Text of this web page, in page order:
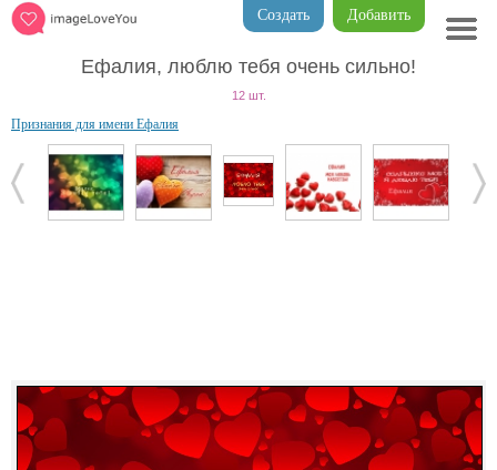
Добавить
Создать
Ефалия, люблю тебя очень сильно!
12 шт.
Признания для имени Ефалия